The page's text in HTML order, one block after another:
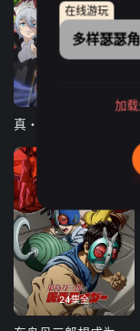
24集全
在线游玩
多样瑟瑟
加